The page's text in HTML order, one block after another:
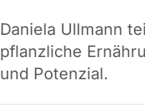
Daniela Ullmann
pflanzliche
und Potenzial.